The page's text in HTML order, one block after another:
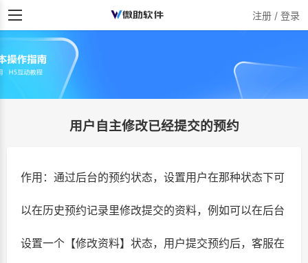
注册 / 登录
用户自主修改已经提交的预约
作用：通过后台的预约状态，设置用户在那种状态下可
以在历史预约记录里修改提交的资料，例如可以在后台
设置一个【修改资料】状态，用户提交预约后，客服在